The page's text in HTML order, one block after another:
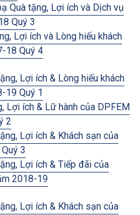
Quà tặng, Lợi ích và Dịch vụ
Quý 3
Lợi ích và Lòng hiếu khách
18 Quý 4
Lợi ích & Lòng hiếu khách
19 Quý 1
Lợi ích & Lữ hành của DPFEM
2
Lợi ích & Khách sạn của
3
Lợi ích & Tiếp đãi của
2018-19
Lợi ích & Khách sạn của